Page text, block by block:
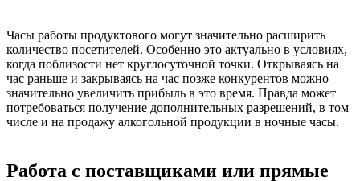
Часы работы продуктового могут значительно расширить
количество посетителей. Особенно это актуально в условиях,
когда поблизости нет круглосуточной точки. Открываясь на
час раньше и закрываясь на час позже конкурентов можно
значительно увеличить прибыль в это время. Правда может
потребоваться получение дополнительных разрешений, в том
числе и на продажу алкогольной продукции в ночные часы.
Работа с поставщиками или прямые